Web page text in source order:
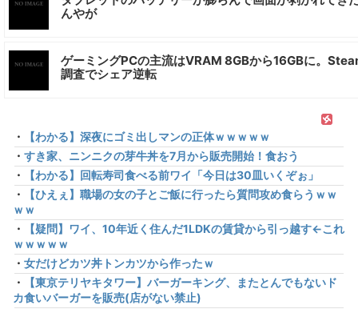
んやが
ゲーミングPCの主流はVRAM 8GBから16GBに。
調査でシェア逆転
・
【わかる】深夜にゴミ出しマンの正体ｗｗｗｗｗ
・ すき家、ニンニクの芽牛丼を7月から販売開始！食おう
・
【わかる】回転寿司食べる前ワイ「今日は30皿いくぞぉ」
・
【ひえぇ】職場の女の子とご飯に行ったら質問攻め食らうｗｗ
ｗｗ
・
【疑問】ワイ、10年近く住んだ1LDKの賃貸から引っ越す←これ
ｗｗｗｗｗ
・ 女だけどカツ丼トンカツから作ったｗ
・
【東京テリヤキタワー】バーガーキング、またとんでもないド
カ食いバーガーを販売(店がない禁止)